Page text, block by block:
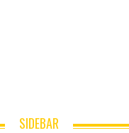
SIDEBAR